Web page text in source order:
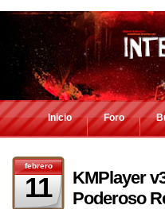
Inicio Foro
febrero
11
KMPlayer
Poderoso